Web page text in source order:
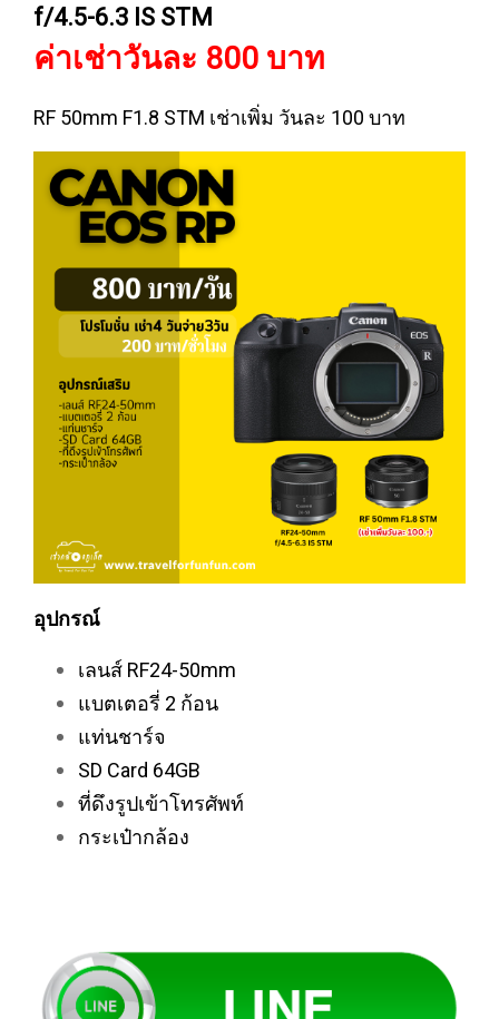
f/4.5-6.3 IS STM
ค่าเช่าวันละ 800 บาท
RF 50mm F1.8 STM เช่าเพิ่ม วันละ 100 บาท
อุปกรณ์
เลนส์ RF24-50mm
แบตเตอรี่ 2 ก้อน
แท่นชาร์จ
SD Card 64GB
ที่ดึงรูปเข้าโทรศัพท์
กระเป๋ากล้อง